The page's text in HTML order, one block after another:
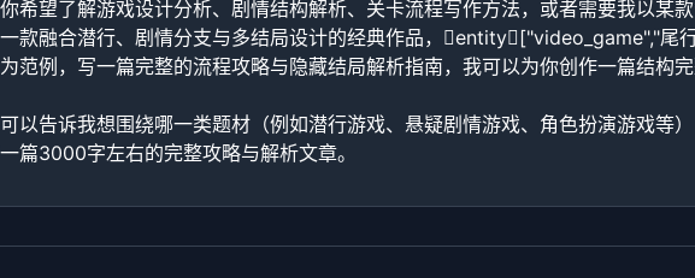
希望了解游戏设计分析、剧情结构解析、关卡流程写作方法，或者需要我以某
款融合潜行、剧情分支与多结局设计的经典作品，entity["video_game","尾
范例，写一篇完整的流程攻略与隐藏结局解析指南，我可以为你创作一篇结构
以告诉我想围绕哪一类题材（例如潜行游戏、悬疑剧情游戏、角色扮演游戏等
篇3000字左右的完整攻略与解析文章。